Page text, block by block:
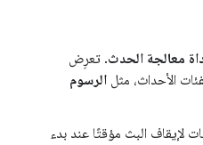
معالجة الحدث. تعرِض
الأحداث، مثل الرسوم
لإيقاف البث مؤقتًا عند بدء